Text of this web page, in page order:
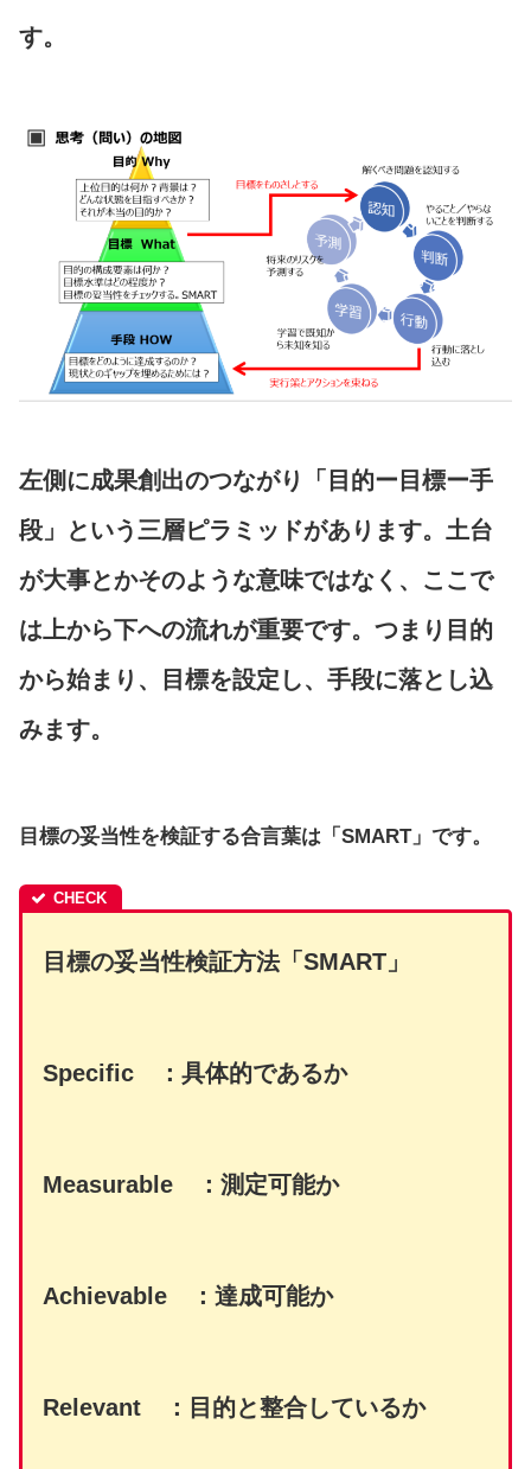
す。
左側に成果創出のつながり「目的ー目標ー手
段」という三層ピラミッドがあります。土台
が大事とかそのような意味ではなく、ここで
は上から下への流れが重要です。つまり目的
から始まり、目標を設定し、手段に落とし込
みます。
目標の妥当性を検証する合言葉は「SMART」です。
目標の妥当性検証方法「SMART」
Specific ：具体的であるか
Measurable ：測定可能か
Achievable ：達成可能か
Relevant ：目的と整合しているか